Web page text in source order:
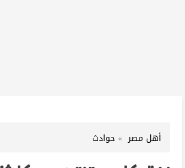
أهل مصر حوادث